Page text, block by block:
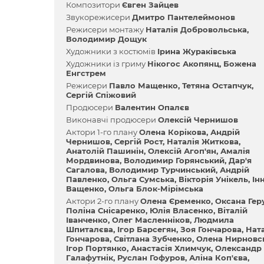
Композитори Євген Зайцев
Звукорежисери Дмитро Пантелеймонов
Режисери монтажу Наталія Добровольська
Володимир Дощук
Художники з костюмів Ірина Жураківська
Художники із гриму Нікогос Акопянц Божена
Енгстрем
Режисери Павло Мащенко Тетяна Остапчук
Сергій Спіжовий
Продюсери Валентин Опалєв
Виконавчі продюсери Олексій Чернишов
Актори 1-го плануОлена Корікова Андрій
Чернишов Сергій Рост Наталія Житкова
Анатолій Пашинін Олексій Агоп'ян Амалія
Мордвинова Володимир Горянський Дар'я
Сагалова Володимир Турчинський Андрій
Павленко Ольга Сумська Вікторія Унікель
Ващенко Ольга Блок-Мірімська
Актори 2-го плануОлена Єременко Оксана
Поліна Снісаренко Юлія Власенко Віталій
Іванченко Олег Масленніков Людмила
Шпиталєва Ігор Барсегян Зоя Гончарова
Гончарова Світлана Зубченко Олена
Ігор Портянко Анастасія Хлимчук Олександр
Галафутнік Руслан Гофуров Аліна Коп'єва